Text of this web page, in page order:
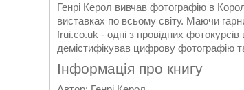
Генрі Керол вивчав фотографію в
виставках по всьому світу. Маючи
frui.co.uk - одні з провідних
демістифікував цифрову фотографію
Інформація про книгу